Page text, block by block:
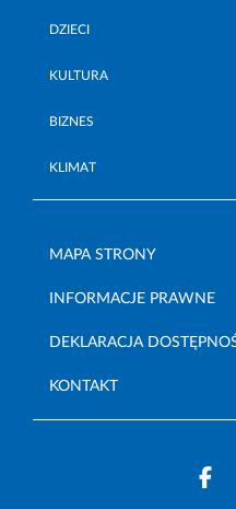
DZIECI
KULTURA
BIZNES
KLIMAT
MAPA STRONY
INFORMACJE PRAWNE
DEKLARACJA
KONTAKT